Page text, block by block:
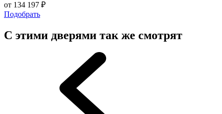
от 134 197 ₽
Подобрать
С этими дверями так же смотрят